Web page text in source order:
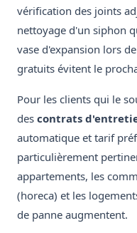
vérification des joints
nettoyage d'un siphon
vase d'expansion lors
gratuits évitent le
Pour les clients qui le
des contrats
automatique et tarif
particulièrement
appartements, les
(horeca) et les
de panne augmentent.